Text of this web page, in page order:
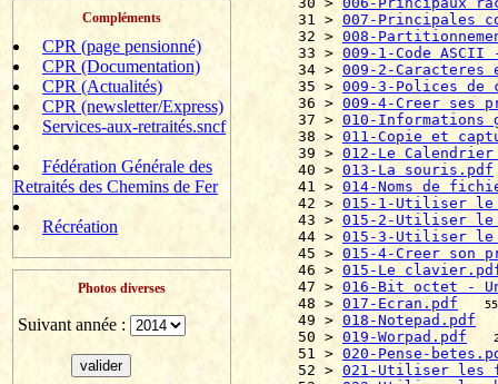
Compléments
CPR (page pensionné)
CPR (Documentation)
CPR (Actualités)
CPR (newsletter/Express)
Services-aux-retraités.sncf
Fédération Générale des
Retraités des Chemins de Fer
Récréation
Photos diverses
Suivant année :
31 > 007-Principales
32 > 008-
33 > 009-1-Code
34 > 009-2-Caracteres
35 > 009-3-Polices de
36 > 009-4-Creer ses
37 > 010-
38 > 011-Copie et
39 > 012-Le Calendrier
40 > 013-La souris.pdf
41 > 014-Noms de
42 > 015-1-Utiliser le
43 > 015-2-Utiliser le
44 > 015-3-Utiliser le
45 > 015-4-Creer son
46 > 015-Le
47 > 016-Bit octet -
48 > 017-Ecran.pdf
49 > 018-Notepad.pdf
50 > 019-Worpad.pdf
51 > 020-Pense-
52 > 021-Utiliser les